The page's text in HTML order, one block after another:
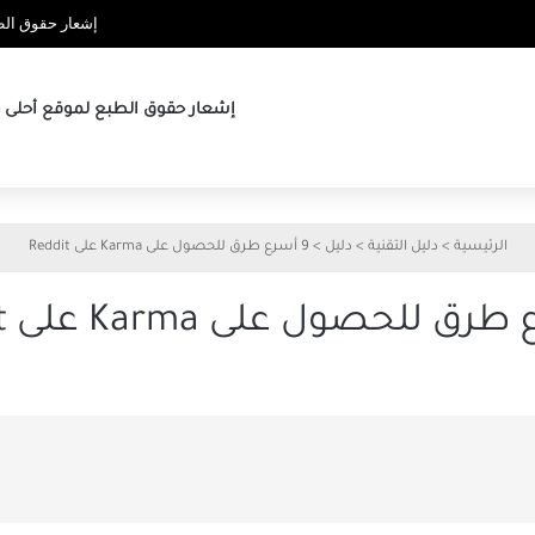
إشعار حقوق
إشعار حقوق الطبع لموقع أحلى
الرئيسية > دليل التقنية > دليل > 9 أسرع طرق للحصول على Karma على Reddit